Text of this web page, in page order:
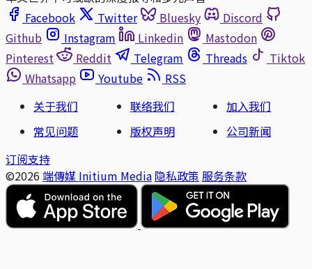
Facebook
Twitter Bluesky
Discord
Github
Instagram Linkedin
Mastodon
Pinterest
Reddit Telegram Threads
Tiktok
Whatsapp
Youtube
RSS
关于我们
联络我们
加入我们
常见问题
版权声明
公司新闻
订阅支持
©2026 端傳媒 Initium Media 隐私政策 服务条款